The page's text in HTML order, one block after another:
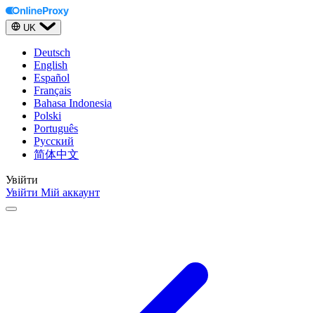
UK
Deutsch
English
Español
Français
Bahasa Indonesia
Polski
Português
Русский
简体中文
Увійти
Увійти Мій аккаунт